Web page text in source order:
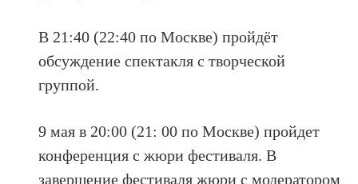
В 21:40 (22:40 по Москве) пройдёт
обсуждение спектакля с творческой
группой.
9 мая в 20:00 (21: 00 по Москве) пройдет
конференция с жюри фестиваля. В
завершение фестиваля жюри с модератором